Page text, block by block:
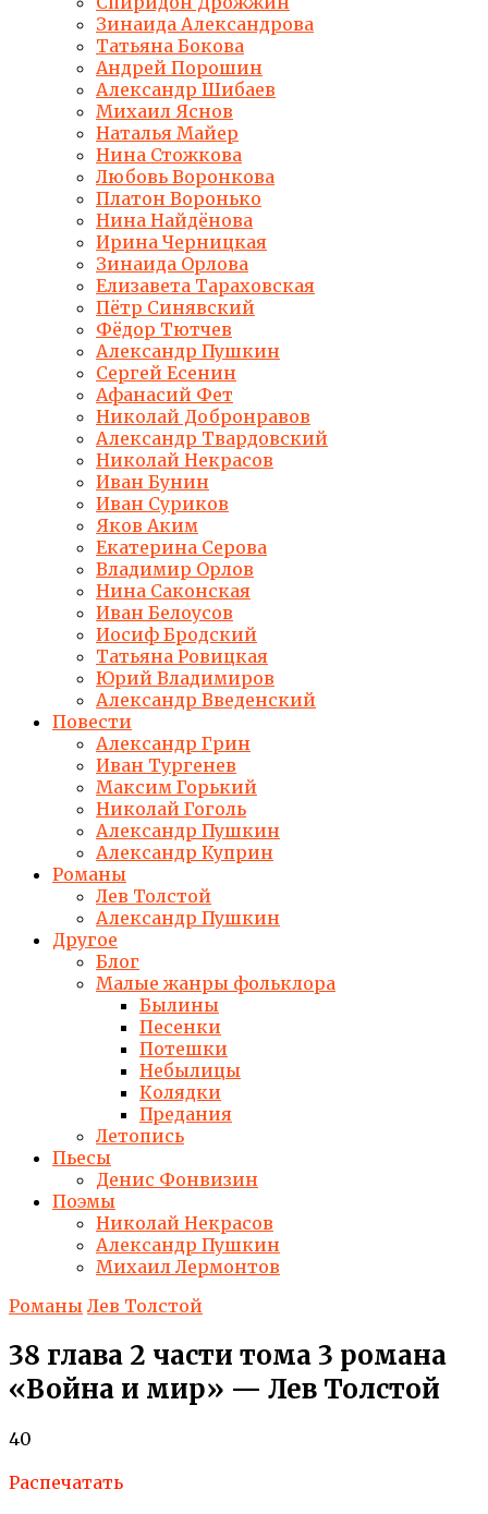
Зинаида Александрова
Татьяна Бокова
Андрей Порошин
Александр Шибаев
Михаил Яснов
Наталья Майер
Нина Стожкова
Любовь Воронкова
Платон Воронько
Нина Найдёнова
Ирина Черницкая
Зинаида Орлова
Елизавета Тараховская
Пётр Синявский
Фёдор Тютчев
Александр Пушкин
Сергей Есенин
Афанасий Фет
Николай Добронравов
Александр Твардовский
Николай Некрасов
Иван Бунин
Иван Суриков
Яков Аким
Екатерина Серова
Владимир Орлов
Нина Саконская
Иван Белоусов
Иосиф Бродский
Татьяна Ровицкая
Юрий Владимиров
Александр Введенский
Повести
Александр Грин
Иван Тургенев
Максим Горький
Николай Гоголь
Александр Пушкин
Александр Куприн
Романы
Лев Толстой
Александр Пушкин
Другое
Блог
Малые жанры фольклора
Былины
Песенки
Потешки
Небылицы
Колядки
Предания
Летопись
Пьесы
Денис Фонвизин
Поэмы
Николай Некрасов
Александр Пушкин
Михаил Лермонтов
Романы Лев Толстой
38 глава 2 части тома 3 романа
«Война и мир» — Лев Толстой
40
Распечатать